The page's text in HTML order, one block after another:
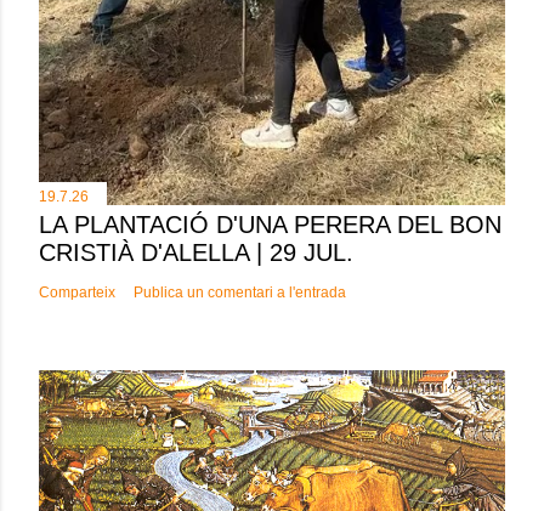
19.7.26
LA PLANTACIÓ D'UNA PERERA DEL BON
CRISTIÀ D'ALELLA | 29 JUL.
Comparteix Publica un comentari a l'entrada